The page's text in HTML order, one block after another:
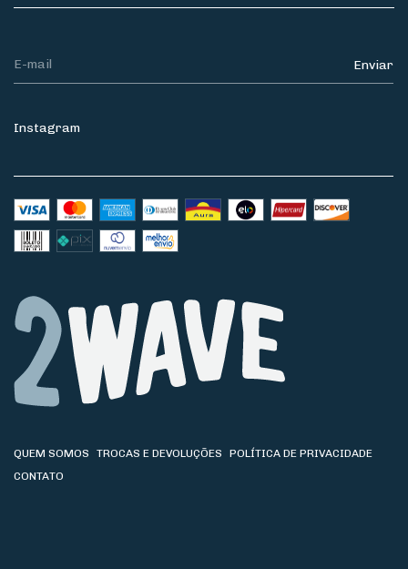
Instagram
QUEM SOMOS TROCAS E DEVOLUÇÕES
POLÍTICA DE PRIVACIDADE
CONTATO